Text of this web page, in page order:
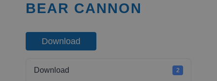
BEAR CANNON
Download
Download 2